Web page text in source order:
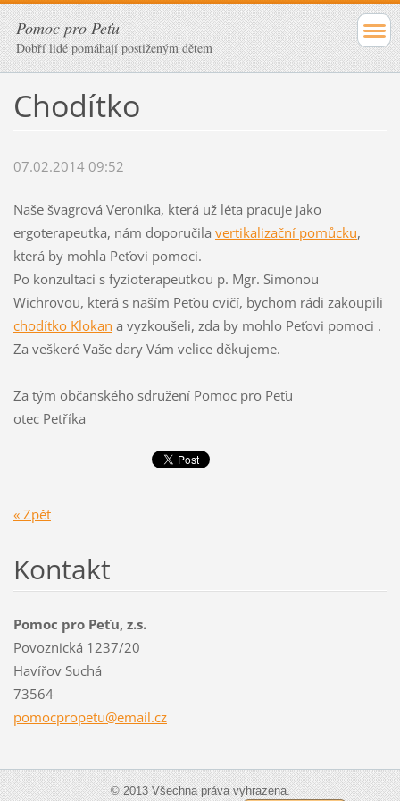
Pomoc pro Peťu
Dobří lidé pomáhají postiženým dětem
Chodítko
07.02.2014 09:52
Naše švagrová Veronika, která už léta pracuje jako
ergoterapeutka, nám doporučila vertikalizační pomůcku,
která by mohla Peťovi pomoci.
Po konzultaci s fyzioterapeutkou p. Mgr. Simonou
Wichrovou, která s naším Peťou cvičí, bychom rádi zakoupili
chodítko Klokan a vyzkoušeli, zda by mohlo Peťovi pomoci .
Za veškeré Vaše dary Vám velice děkujeme.
Za tým občanského sdružení Pomoc pro Peťu
otec Petříka
« Zpět
Kontakt
Pomoc pro Peťu, z.s.
Povoznická 1237/20
Havířov Suchá
73564
pomocpropetu@email.cz
© 2013 Všechna práva vyhrazena.